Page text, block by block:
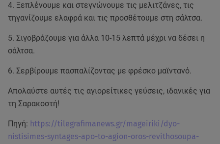
4. Ξεπλένουμε και στεγνώνουμε τις μελιτζάνες, τις
τηγανίζουμε ελαφρά και τις προσθέτουμε στη σάλτσα.
5. Σιγοβράζουμε για άλλα 10-15 λεπτά μέχρι να δέσει η
σάλτσα.
6. Σερβίρουμε πασπαλίζοντας με φρέσκο μαϊντανό.
Απολαύστε αυτές τις αγιορείτικες γεύσεις, ιδανικές για
τη Σαρακοστή!
Πηγή: https://tilegrafimanews.gr/mageiriki/dyo-
nistisimes-syntages-apo-to-agion-oros-revithosoupa-